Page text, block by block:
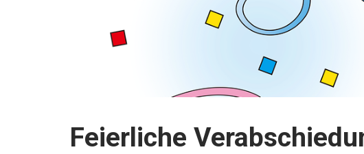
Feierliche